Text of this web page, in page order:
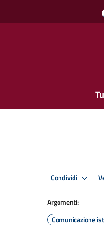
Condividi
Argomenti:
Comunicazione